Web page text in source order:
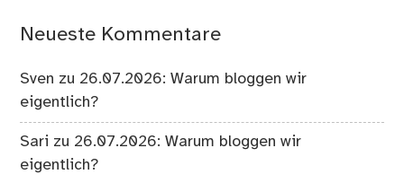
Neueste Kommentare
Sven zu 26.07.2026: Warum bloggen wir
eigentlich?
Sari zu 26.07.2026: Warum bloggen wir
eigentlich?